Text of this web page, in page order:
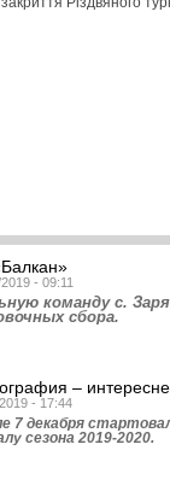
- 09:11
команду с.
сбора.
–
- 17:44
7 декабря
сезона 2019-2020.